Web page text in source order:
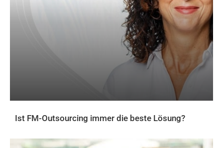
Ist FM-Outsourcing immer die beste Lösung?